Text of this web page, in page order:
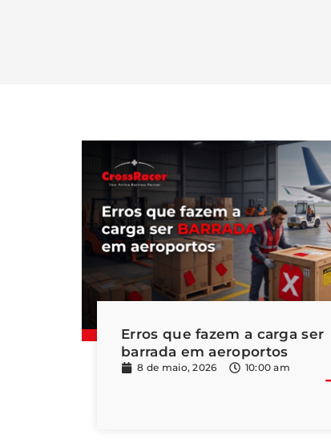
Erros que fazem a carga ser
barrada em aeroportos
8 de maio, 2026 10:00 am